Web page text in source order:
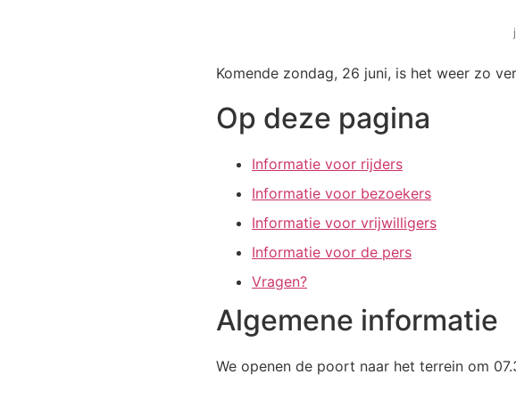
Komende zondag, 26 juni, is het weer zo
Op deze pagina
Informatie voor rijders
Informatie voor bezoekers
Informatie voor vrijwilligers
Informatie voor de pers
Vragen?
Algemene informatie
We openen de poort naar het terrein om